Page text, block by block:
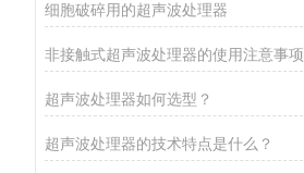
细胞破碎用的超声波处理器
非接触式超声波处理器的使用注意事项
超声波处理器如何选型？
超声波处理器的技术特点是什么？